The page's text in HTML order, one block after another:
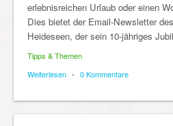
erlebnisreichen Urlaub oder einen
Dies bietet der Email-Newsletter
Heideseen, der sein 10-jähriges
Tipps & Themen
Weiterlesen • 0 Kommentare